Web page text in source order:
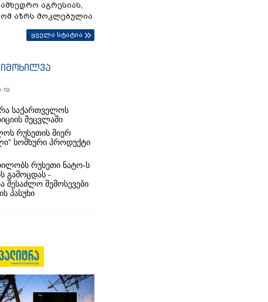
აგრესიას,
აზრს მოკლებულია
ყველა სტატია
საქართველოს
შეცვლაში
რუსეთის მიერ
სომხური პროდუქტი
რუსეთი ნატო-ს
გამოცდას -
შესაძლო შემოსევები
პასუხი